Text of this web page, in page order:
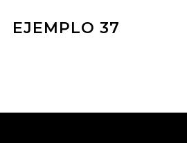
EJEMPLO 37